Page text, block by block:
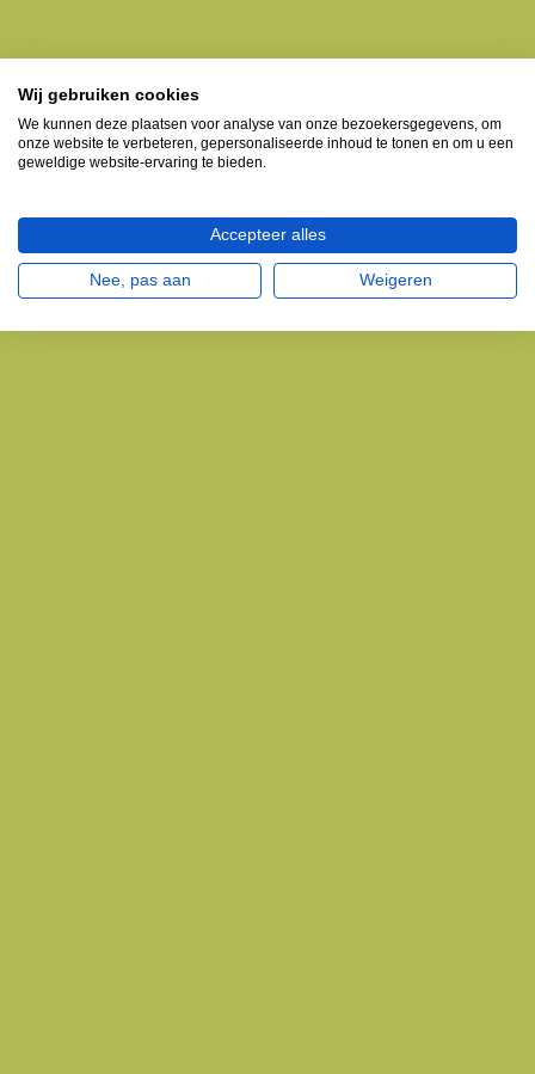
Wij gebruiken cookies
We kunnen deze plaatsen voor analyse van onze bezoekersgegevens, om
onze website te verbeteren, gepersonaliseerde inhoud te tonen en om u een
geweldige website-ervaring te bieden.
Accepteer alles
Nee, pas aan Weigeren